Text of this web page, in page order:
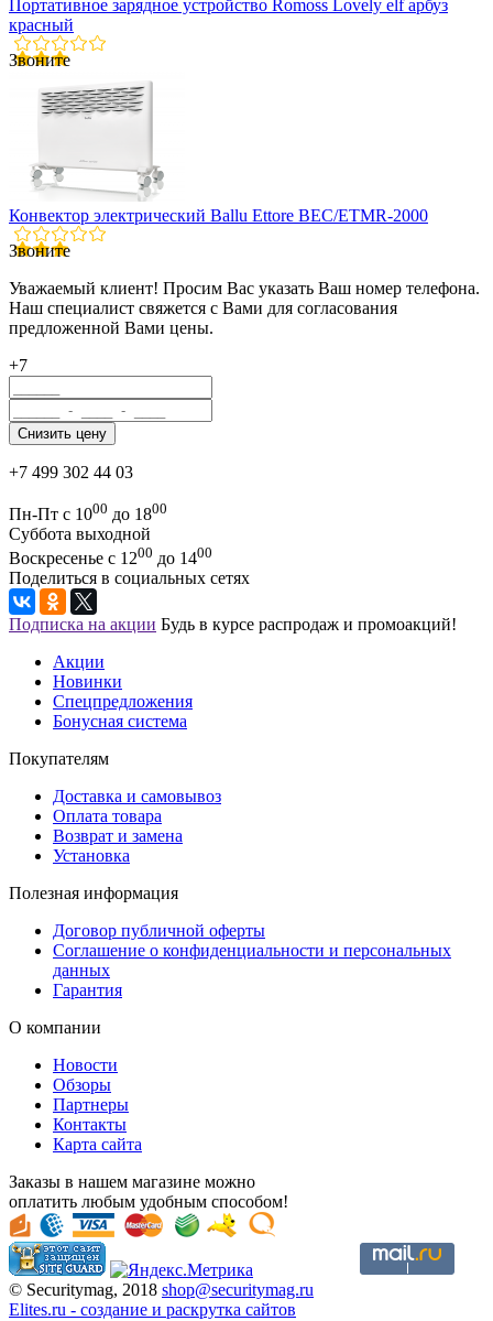
Портативное зарядное устройство Romoss Lovely elf арбуз
красный
Звоните
Конвектор электрический Ballu Ettore BEC/ETMR-2000
Звоните
Уважаемый клиент! Просим Вас указать Ваш номер телефона.
Наш специалист свяжется с Вами для согласования
предложенной Вами цены.
+7
+7 499 302 44 03
Пн-Пт с 1000 до 1800
Суббота выходной
Воскресенье с 1200 до 1400
Поделиться в социальных сетях
Подписка на акции Будь в курсе распродаж и промоакций!
Акции
Новинки
Спецпредложения
Бонусная система
Покупателям
Доставка и самовывоз
Оплата товара
Возврат и замена
Установка
Полезная информация
Договор публичной оферты
Соглашение о конфиденциальности и персональных
данных
Гарантия
О компании
Новости
Обзоры
Партнеры
Контакты
Карта сайта
Заказы в нашем магазине можно
оплатить любым удобным способом!
© Securitymag, 2018 shop@securitymag.ru
Elites.ru - cоздание и раскрутка сайтов